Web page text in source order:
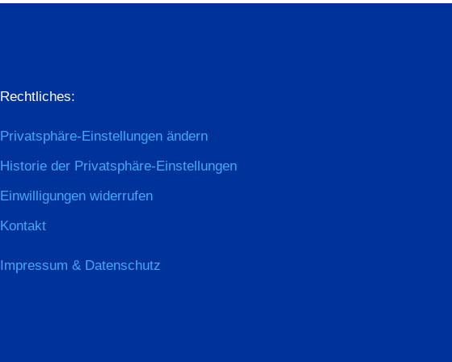
Rechtliches:
Privatsphäre-Einstellungen ändern
Historie der Privatsphäre-Einstellungen
Einwilligungen widerrufen
Kontakt
Impressum & Datenschutz